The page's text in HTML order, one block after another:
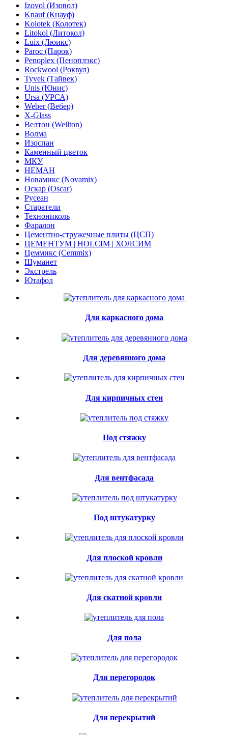
Izovol (Изовол)
Knauf (Кнауф)
Kolotek (Колотек)
Litokol (Литокол)
Luix (Люикс)
Paroc (Парок)
Penoplex (Пеноплэкс)
Rockwool (Роквул)
Tyvek (Тайвек)
Unis (Юнис)
Ursa (УРСА)
Weber (Вебер)
X-Glass
Велтон (Wellton)
Волма
Изоспан
Каменный цветок
МКУ
НЕМАН
Новамикс (Novamix)
Оскар (Oscar)
Русеан
Старатели
Технониколь
Фаралон
Цементно-стружечные плиты (ЦСП)
ЦЕМЕНТУМ | HOLCIM | ХОЛСИМ
Цеммикс (Cemmix)
Шуманет
Экстрель
Ютафол
Для каркасного дома
Для деревянного дома
Для кирпичных стен
Под стяжку
Для вентфасада
Под штукатурку
Для плоской кровли
Для скатной кровли
Для пола
Для перегородок
Для перекрытий